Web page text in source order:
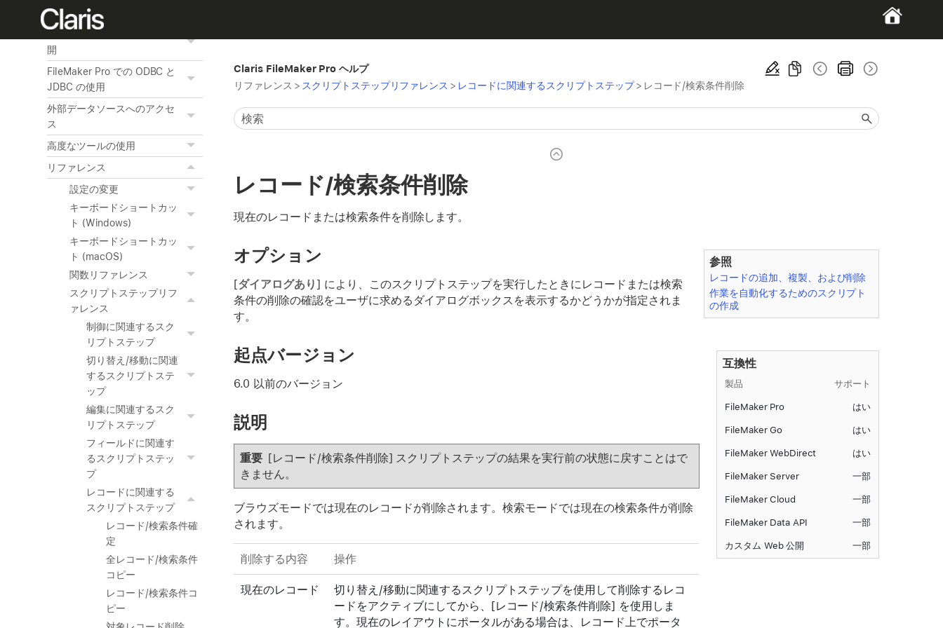
およびエクスポート
開
FileMaker Pro での ODBC と
JDBC の使用
外部データソースへのアクセ
ス
高度なツールの使用
リファレンス
設定の変更
キーボードショートカッ
ト (Windows)
キーボードショートカッ
ト (macOS)
関数リファレンス
スクリプトステップリフ
ァレンス
制御に関連するスク
リプトステップ
切り替え/移動に関連
するスクリプトステ
ップ
編集に関連するスク
リプトステップ
フィールドに関連す
るスクリプトステッ
プ
レコードに関連する
スクリプトステップ
レコード/検索条件確
定
全レコード/検索条件
コピー
レコード/検索条件コ
ピー
Claris FileMaker Pro ヘルプ
リファレンス > スクリプトステップリファレンス > レコードに関連するスクリプトステップ> レコード/検索条件削除
レコード/検索条件削除
現在のレコードまたは検索条件を削除します。
参照
レコードの追加、複製、および削除
作業を自動化するためのスクリプト
の作成
オプション
[ダイアログあり ] により、このスクリプトステップを実行したときにレコードまたは検索
条件の削除の確認をユーザに求めるダイアログボックスを表示するかどうかが指定されま
す。
互換性
製品 サポート
FileMaker Pro はい
FileMaker Go はい
FileMaker WebDirect はい
FileMaker Server 一部
FileMaker Cloud 一部
FileMaker Data API 一部
カスタム Web 公開 一部
起点バージョン
6.0 以前のバージョン
説明
重要 [レコード/検索条件削除] スクリプトステップの結果を実行前の状態に戻すことはで
きません。
ブラウズモードでは現在のレコードが削除されます。検索モードでは現在の検索条件が削除
されます。
削除する内容 操作
現在のレコード
切り替え/移動に関連するスクリプトステップを使用して削除するレコ
ードをアクティブにしてから、[レコード/検索条件削除] を使用しま
す。現在のレイアウトにポータルがある場合は、レコード上でポータ